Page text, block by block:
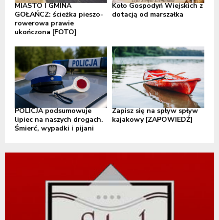
MIASTO I GMINA
GOŁAŃCZ: ścieżka pieszo-
rowerowa prawie
ukończona [FOTO]
Koło Gospodyń Wiejskich z
dotacją od marszałka
POLICJA podsumowuje
lipiec na naszych drogach.
Śmierć, wypadki i pijani
Zapisz się na spływ spływ
kajakowy [ZAPOWIEDŹ]